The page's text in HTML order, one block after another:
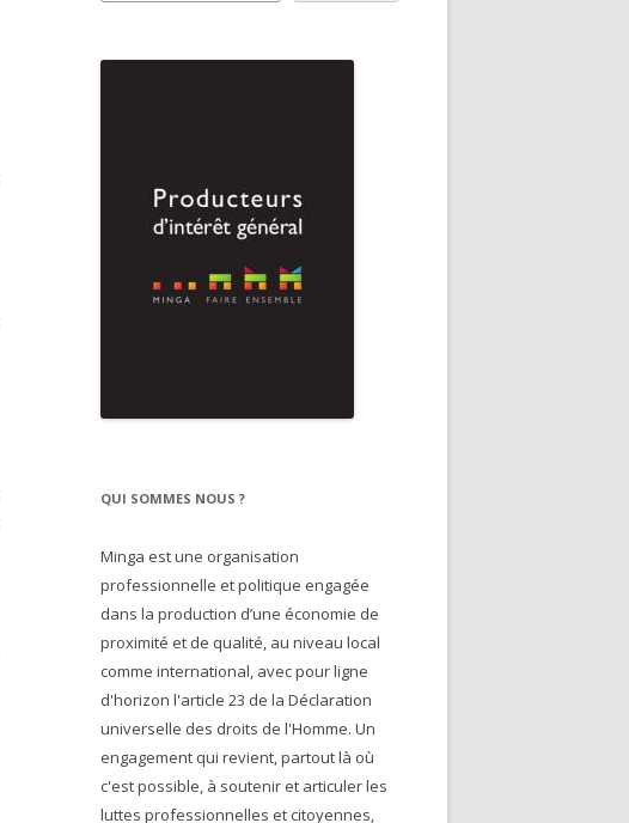
QUI SOMMES NOUS ?
Minga est une organisation
professionnelle et politique engagée
dans la production d’une économie de
proximité et de qualité, au niveau local
comme international, avec pour ligne
d'horizon l'article 23 de la Déclaration
universelle des droits de l'Homme. Un
engagement qui revient, partout là où
c'est possible, à soutenir et articuler les
luttes professionnelles et citoyennes,